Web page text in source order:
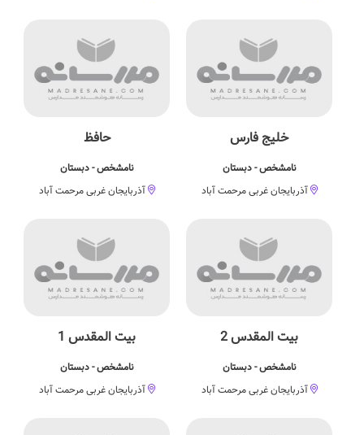
خلیج فارس
نامشخص - دبستان
آذربایجان غربی مرحمت آباد
حافظ
نامشخص - دبستان
آذربایجان غربی مرحمت آباد
بیت المقدس 2
نامشخص - دبستان
آذربایجان غربی مرحمت آباد
بیت المقدس 1
نامشخص - دبستان
آذربایجان غربی مرحمت آباد